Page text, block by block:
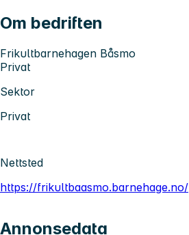
Om bedriften
Frikultbarnehagen Båsmo
Privat
Sektor
Privat
Nettsted
https://frikultbaasmo.barnehage.no/
Annonsedata